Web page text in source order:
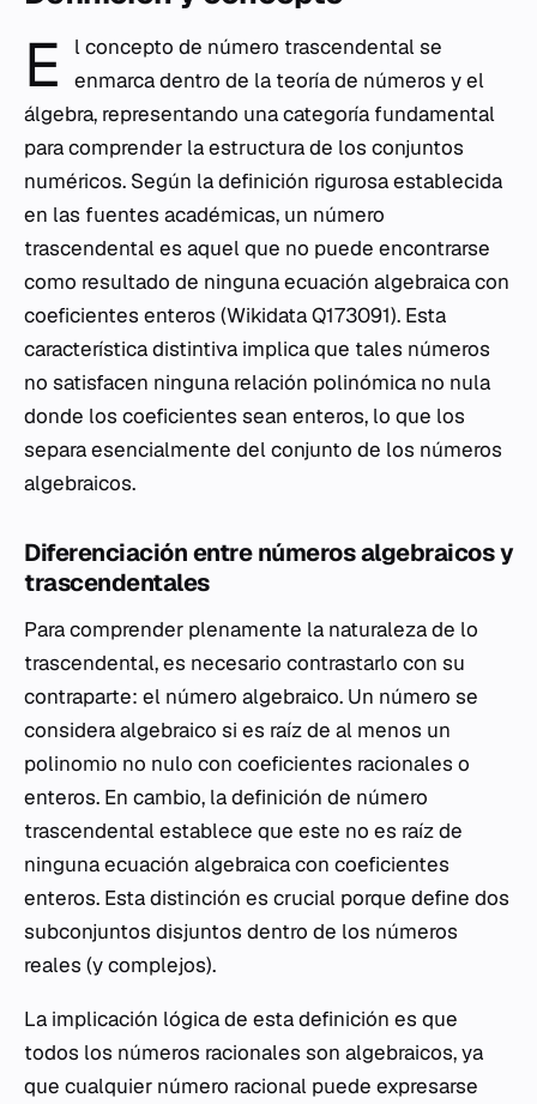
E
l concepto de número trascendental se
enmarca dentro de la teoría de números y el
álgebra, representando una categoría fundamental
para comprender la estructura de los conjuntos
numéricos. Según la definición rigurosa establecida
en las fuentes académicas, un número
trascendental es aquel que no puede encontrarse
como resultado de ninguna ecuación algebraica con
coeficientes enteros (Wikidata Q173091). Esta
característica distintiva implica que tales números
no satisfacen ninguna relación polinómica no nula
donde los coeficientes sean enteros, lo que los
separa esencialmente del conjunto de los números
algebraicos.
Diferenciación entre números algebraicos y
trascendentales
Para comprender plenamente la naturaleza de lo
trascendental, es necesario contrastarlo con su
contraparte: el número algebraico. Un número se
considera algebraico si es raíz de al menos un
polinomio no nulo con coeficientes racionales o
enteros. En cambio, la definición de número
trascendental establece que este no es raíz de
ninguna ecuación algebraica con coeficientes
enteros. Esta distinción es crucial porque define dos
subconjuntos disjuntos dentro de los números
reales (y complejos).
La implicación lógica de esta definición es que
todos los números racionales son algebraicos, ya
que cualquier número racional puede expresarse